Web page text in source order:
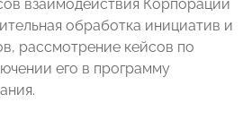
взаимодействия Корпорации
обработка инициатив и
рассмотрение кейсов по
его в программу